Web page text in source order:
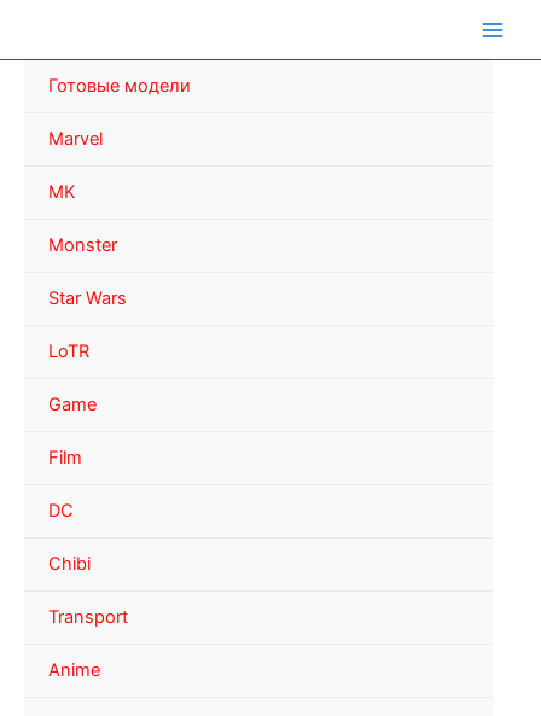
Готовые модели
Marvel
MK
Monster
Star Wars
LoTR
Game
Film
DC
Chibi
Transport
Anime